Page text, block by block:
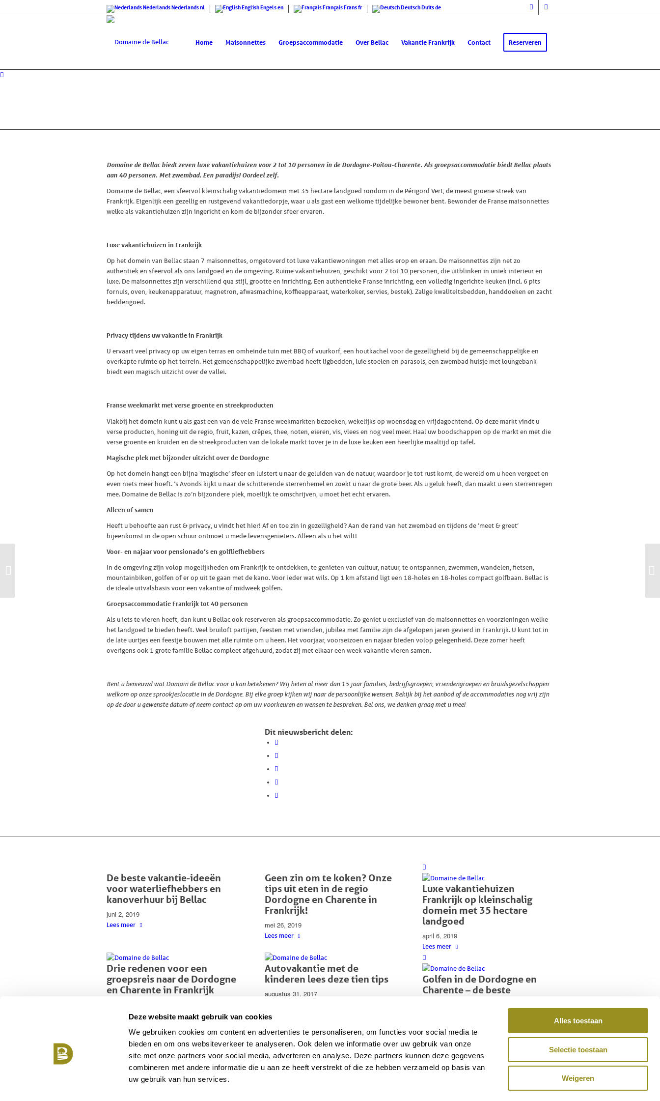
Deze website maakt gebruik van cookies
We gebruiken cookies om content en advertenties te personaliseren, om functies voor social media te
bieden en om ons websiteverkeer te analyseren. Ook delen we informatie over uw gebruik van onze
site met onze partners voor social media, adverteren en analyse. Deze partners kunnen deze gegevens
combineren met andere informatie die u aan ze heeft verstrekt of die ze hebben verzameld op basis van
uw gebruik van hun services.
Alles toestaan
Selectie toestaan
Weigeren
NederlandsNederlandsnl EnglishEngelsen FrançaisFransfr DeutschDuitsde
Home Maisonnettes Groepsaccommodatie Over Bellac Vakantie Frankrijk Contact Reserveren
Domaine de Bellac biedt zeven luxe vakantiehuizen voor 2 tot 10 personen in de Dordogne-Poitou-Charente. Als groepsaccommodatie biedt Bellac plaats
aan 40 personen. Met zwembad. Een paradijs! Oordeel zelf.
Domaine de Bellac, een sfeervol kleinschalig vakantiedomein met 35 hectare landgoed rondom in de Périgord Vert, de meest groene streek van
Frankrijk. Eigenlijk een gezellig en rustgevend vakantiedorpje, waar u als gast een welkome tijdelijke bewoner bent. Bewonder de Franse maisonnettes
welke als vakantiehuizen zijn ingericht en kom de bijzonder sfeer ervaren.
Luxe vakantiehuizen in Frankrijk
Op het domein van Bellac staan 7 maisonnettes, omgetoverd tot luxe vakantiewoningen met alles erop en eraan. De maisonnettes zijn net zo
authentiek en sfeervol als ons landgoed en de omgeving. Ruime vakantiehuizen, geschikt voor 2 tot 10 personen, die uitblinken in uniek interieur en
luxe. De maisonnettes zijn verschillend qua stijl, grootte en inrichting. Een authentieke Franse inrichting, een volledig ingerichte keuken (incl. 6 pits
fornuis, oven, keukenapparatuur, magnetron, afwasmachine, koffieapparaat, waterkoker, servies, bestek). Zalige kwaliteitsbedden, handdoeken en zacht
beddengoed.
Privacy tijdens uw vakantie in Frankrijk
U ervaart veel privacy op uw eigen terras en omheinde tuin met BBQ of vuurkorf, een houtkachel voor de gezelligheid bij de gemeenschappelijke en
overkapte ruimte op het terrein. Het gemeenschappelijke zwembad heeft ligbedden, luie stoelen en parasols, een zwembad huisje met loungebank
biedt een magisch uitzicht over de vallei.
Franse weekmarkt met verse groente en streekproducten
Vlakbij het domein kunt u als gast een van de vele Franse weekmarkten bezoeken, wekelijks op woensdag en vrijdagochtend. Op deze markt vindt u
verse producten, honing uit de regio, fruit, kazen, crêpes, thee, noten, eieren, vis, vlees en nog veel meer. Haal uw boodschappen op de markt en met die
verse groente en kruiden en de streekproducten van de lokale markt tover je in de luxe keuken een heerlijke maaltijd op tafel.
Magische plek met bijzonder uitzicht over de Dordogne
Op het domein hangt een bijna ‘magische’ sfeer en luistert u naar de geluiden van de natuur, waardoor je tot rust komt, de wereld om u heen vergeet en
even niets meer hoeft. ‘s Avonds kijkt u naar de schitterende sterrenhemel en zoekt u naar de grote beer. Als u geluk heeft, dan maakt u een sterrenregen
mee. Domaine de Bellac is zo’n bijzondere plek, moeilijk te omschrijven, u moet het echt ervaren.
Alleen of samen
Heeft u behoefte aan rust & privacy, u vindt het hier! Af en toe zin in gezelligheid? Aan de rand van het zwembad en tijdens de ‘meet & greet’
bijeenkomst in de open schuur ontmoet u mede levensgenieters. Alleen als u het wilt!
Voor- en najaar voor pensionado’s en golfliefhebbers
In de omgeving zijn volop mogelijkheden om Frankrijk te ontdekken, te genieten van cultuur, natuur, te ontspannen, zwemmen, wandelen, fietsen,
mountainbiken, golfen of er op uit te gaan met de kano. Voor ieder wat wils. Op 1 km afstand ligt een 18-holes en 18-holes compact golfbaan. Bellac is
de ideale uitvalsbasis voor een vakantie of midweek golfen.
Groepsaccommodatie Frankrijk tot 40 personen
Als u iets te vieren heeft, dan kunt u Bellac ook reserveren als groepsaccommodatie. Zo geniet u exclusief van de maisonnettes en voorzieningen welke
het landgoed te bieden heeft. Veel bruiloft partijen, feesten met vrienden, jubilea met familie zijn de afgelopen jaren gevierd in Frankrijk. U kunt tot in
de late uurtjes een feestje bouwen met alle ruimte om u heen. Het voorjaar, voorseizoen en najaar bieden volop gelegenheid. Deze zomer heeft
overigens ook 1 grote familie Bellac compleet afgehuurd, zodat zij met elkaar een week vakantie vieren samen.
Bent u benieuwd wat Domain de Bellac voor u kan betekenen? Wij heten al meer dan 15 jaar families, bedrijfsgroepen, vriendengroepen en bruidsgezelschappen
welkom op onze sprookjeslocatie in de Dordogne. Bij elke groep kijken wij naar de persoonlijke wensen. Bekijk bij het aanbod of de accommodaties nog vrij zijn
op de door u gewenste datum of neem contact op om uw voorkeuren en wensen te bespreken. Bel ons, we denken graag met u mee!
Dit nieuwsbericht delen:
De beste vakantie-ideeën
voor waterliefhebbers en
kanoverhuur bij Bellac
juni 2, 2019
Lees meer
Geen zin om te koken? Onze
tips uit eten in de regio
Dordogne en Charente in
Frankrijk!
mei 26, 2019
Lees meer
Luxe vakantiehuizen
Frankrijk op kleinschalig
domein met 35 hectare
landgoed
april 6, 2019
Lees meer
Drie redenen voor een
groepsreis naar de Dordogne
en Charente in Frankrijk
Lees meer
Autovakantie met de
kinderen lees deze tien tips
augustus 31, 2017
Golfen in de Dordogne en
Charente – de beste
Lees meer
2